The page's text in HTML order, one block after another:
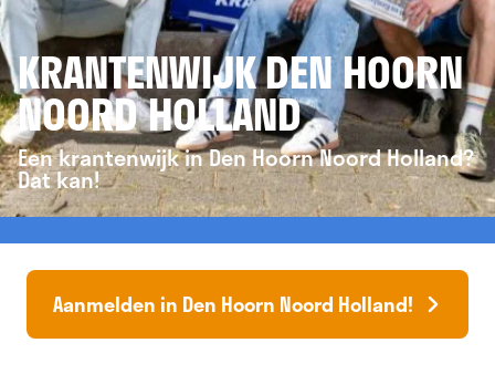
KRANTENWIJK DEN HOORN
NOORD HOLLAND
Een krantenwijk in Den Hoorn Noord Holland?
Dat kan!
Aanmelden in Den Hoorn Noord Holland!